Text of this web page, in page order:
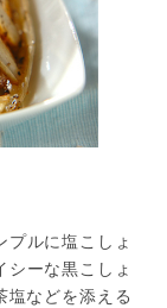
ルに塩こしょ
ーな黒こしょ
塩などを添える